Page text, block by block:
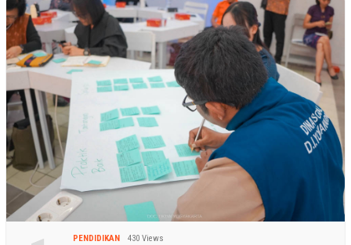
PENDIDIKAN 430 Views